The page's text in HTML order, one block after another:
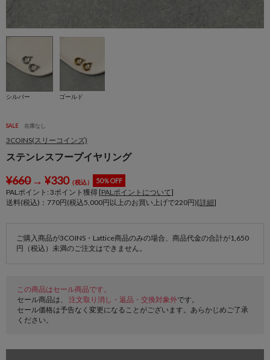
シルバー ゴールド
SALE 在庫なし
3COINS(スリーコインズ)
ステンレスフープイヤリング
¥660→ ¥330（税込） 50％OFF
PALポイント: 3ポイント獲得 [PALポイントについて]
送料(税込)：770円(税込5,000円以上のお買い上げで220円)[詳細]
ご購入商品が3COINS・Lattice商品のみの場合、商品代金の合計が1,650
円（税込）未満のご注文はできません。
この商品はセール商品です。
セール商品は、 注文取り消し・返品・交換対象外です。
セール価格は予告なく変更になることがございます。あらかじめご了承
ください。